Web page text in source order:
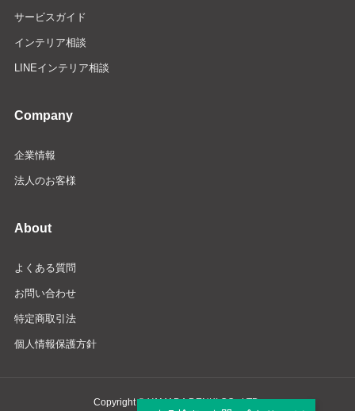
サービスガイド
インテリア相談
LINEインテリア相談
Company
企業情報
法人のお客様
About
よくある質問
お問い合わせ
特定商取引法
個人情報保護方針
Copyright © YAMADA DENKI CO., LTD.